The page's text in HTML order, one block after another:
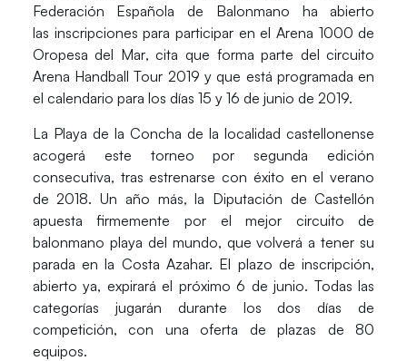
Federación Española de Balonmano ha abierto
las inscripcionespara participar en el Arena 1000 de
Oropesa del Mar, cita que forma parte del circuito
Arena Handball Tour 2019 y que está programada en
el calendario para los días 15 y 16 de junio de 2019.
La Playa de la Concha de la localidad castellonense
acogerá este torneo por segunda edición
consecutiva, tras estrenarse con éxito en el verano
de 2018. Un año más, la Diputación de Castellón
apuesta firmemente por el mejor circuito de
balonmano playa del mundo, que volverá a tener su
parada en la Costa Azahar. El plazo de inscripción,
abierto ya, expirará el próximo6 de junio. Todas las
categorías jugarán durante los dos días de
competición, con una oferta de plazas de80
equipos.